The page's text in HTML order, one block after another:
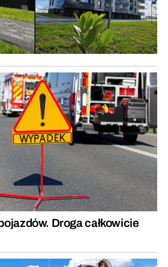
Droga całkowicie